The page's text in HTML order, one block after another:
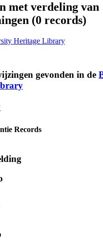
met verdeling van
(0 records)
Heritage Library
gevonden in de
Records